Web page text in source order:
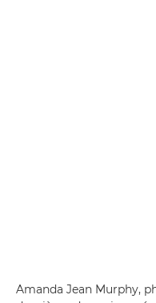
Amanda Jean Murphy,